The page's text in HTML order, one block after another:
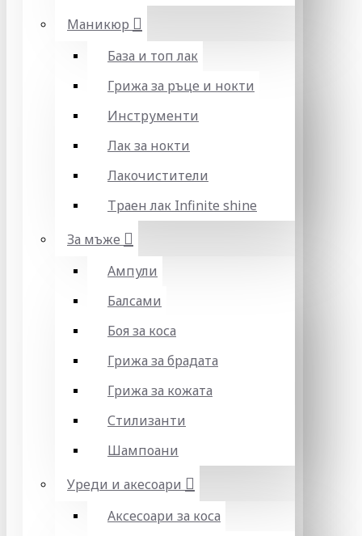
Маникюр
База и топ лак
Грижа за ръце и нокти
Инструменти
Лак за нокти
Лакочистители
Траен лак Infinite shine
За мъже
Ампули
Балсами
Боя за коса
Грижа за брадата
Грижа за кожата
Стилизанти
Шампоани
Уреди и акесоари
Аксесоари за коса